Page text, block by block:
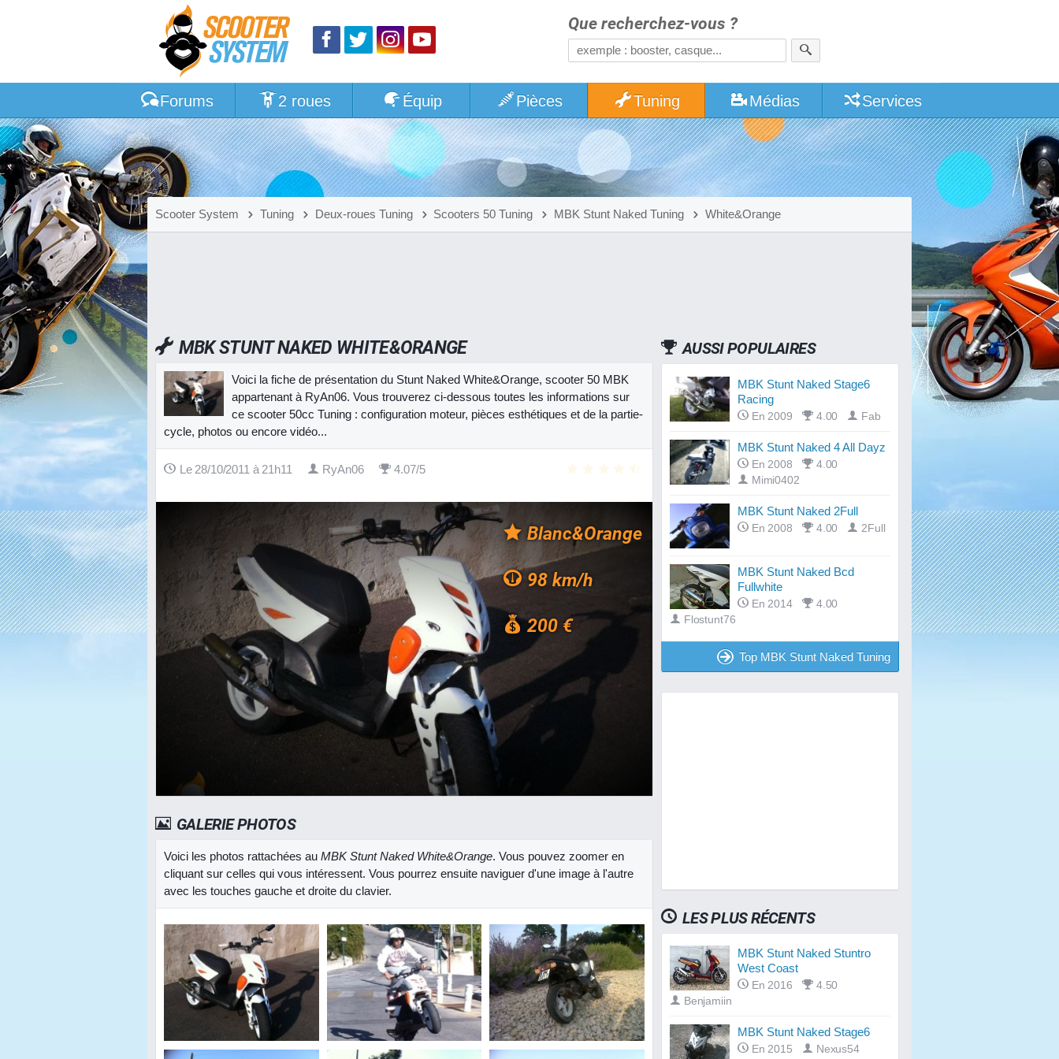
Que recherchez-vous ?
Forums 2 roues Équip Pièces Tuning Médias Services
Scooter System Tuning Deux-roues Tuning Scooters 50 Tuning MBK Stunt Naked Tuning White&Orange
MBK STUNT NAKED WHITE&ORANGE
Voici la fiche de présentation du Stunt Naked White&Orange, scooter 50 MBK
appartenant à RyAn06. Vous trouverez ci-dessous toutes les informations sur
ce scooter 50cc Tuning : configuration moteur, pièces esthétiques et de la partie-
cycle, photos ou encore vidéo...
Le 28/10/2011 à 21h11 RyAn06 4.07/5
Blanc&Orange
98 km/h
200 €
GALERIE PHOTOS
Voici les photos rattachées au MBK Stunt Naked White&Orange. Vous pouvez zoomer en
cliquant sur celles qui vous intéressent. Vous pourrez ensuite naviguer d'une image à l'autre
avec les touches gauche et droite du clavier.
AUSSI POPULAIRES
MBK Stunt Naked Stage6
Racing
En 2009 4.00 Fab
MBK Stunt Naked 4 All Dayz
En 2008
4.00
Mimi0402
MBK Stunt Naked 2Full
En 2008 4.00 2Full
MBK Stunt Naked Bcd
Fullwhite
En 2014
4.00
Flostunt76
Top MBK Stunt Naked Tuning
LES PLUS RÉCENTS
MBK Stunt Naked Stuntro
West Coast
En 2016
4.50
Benjamiin
MBK Stunt Naked Stage6
En 2015 Nexus54